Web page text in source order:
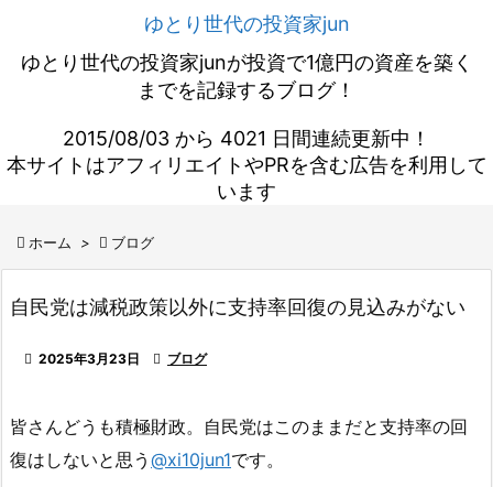
ゆとり世代の投資家jun
ゆとり世代の投資家junが投資で1億円の資産を築く
までを記録するブログ！
2015/08/03 から 4021 日間連続更新中！
本サイトはアフィリエイトやPRを含む広告を利用して
います
 ホーム >  ブログ
自民党は減税政策以外に支持率回復の見込みがない
 2025年3月23日  ブログ
皆さんどうも積極財政。自民党はこのままだと支持率の回
復はしないと思う @xi10jun1です。